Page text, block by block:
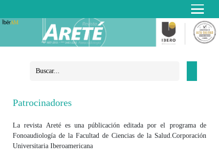
Patrocinadores
La revista Areté es una públicación editada por el programa de
Fonoaudiología de la Facultad de Ciencias de la Salud. Corporación
Universitaria Iberoamericana